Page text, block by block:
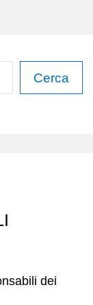
Cerca
dei